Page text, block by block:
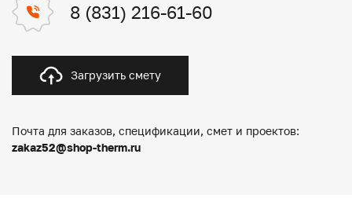
8 (831) 216-61-60
Загрузить смету
Почта для заказов, спецификации, смет и проектов:
zakaz52@shop-therm.ru